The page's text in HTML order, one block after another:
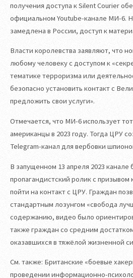
получения доступа к Silent Courier
официальном Youtube-канале МИ-6.
замедлена в России, доступ к
Власти королевства заявляют, что
любому человеку с доступом к
тематике терроризма или
безопасно установить контакт с
предложить свои услуги».
Отмечается, что МИ-6 использует
американцы в 2023 году. Тогда ЦРУ
Telegram-канал для вербовки
В запущенном 13 апреля 2023
пропагандистский ролик с призывом
пойти на контакт с ЦРУ. Граждан
стандартным лозунгом «свобода
содержанию, видео было
также граждан со средним
оказавшихся в тяжёлой жизненной
См. также: Британские «боевые
проведении информационно-